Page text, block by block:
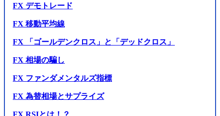
FX デモトレード
FX 移動平均線
FX 「ゴールデンクロス」と「デッドクロス」
FX 相場の騙し
FX ファンダメンタルズ指標
FX 為替相場とサプライズ